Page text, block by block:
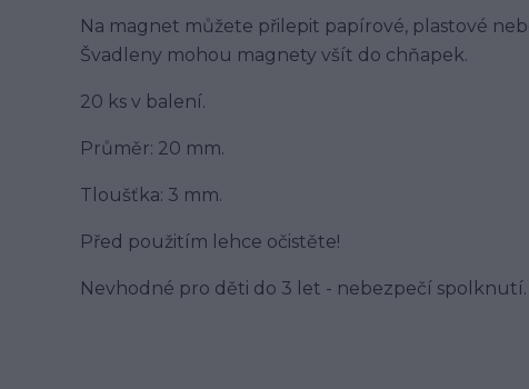
Na magnet můžete přilepit papírové, plastové
Švadleny mohou magnety všít do chňapek.
20 ks v balení.
Průměr: 20 mm.
Tloušťka: 3 mm.
Před použitím lehce očistěte!
Nevhodné pro děti do 3 let - nebezpečí spolknutí.